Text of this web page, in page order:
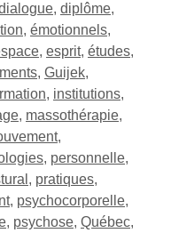
, diplôme,
, émotionnels,
, esprit, études,
, Guijek,
, institutions,
, massothérapie,
,
, personnelle,
, pratiques,
, psychocorporelle,
, psychose, Québec,